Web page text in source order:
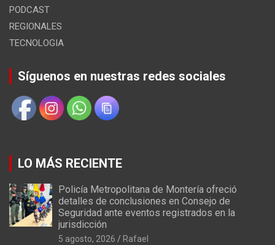
PODCAST
REGIONALES
TECNOLOGIA
Síguenos en nuestras redes sociales
LO MÁS RECIENTE
Policía Metropolitana de Montería ofreció
detalles de conclusiones en Consejo de
Seguridad ante eventos registrados en la
jurisdicción
5 agosto, 2026 Rafael